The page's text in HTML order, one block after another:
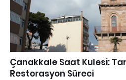
Çanakkale Saat Kulesi:
Restorasyon Süreci